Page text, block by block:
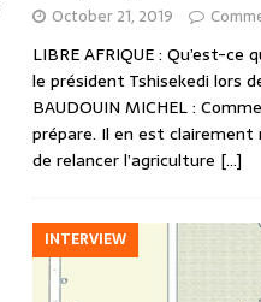
October 21, 2019
LIBRE AFRIQUE : Qu’est-ce
le président Tshisekedi lors
BAUDOUIN MICHEL :
prépare. Il en est
de relancer l’agriculture […]
INTERVIEW